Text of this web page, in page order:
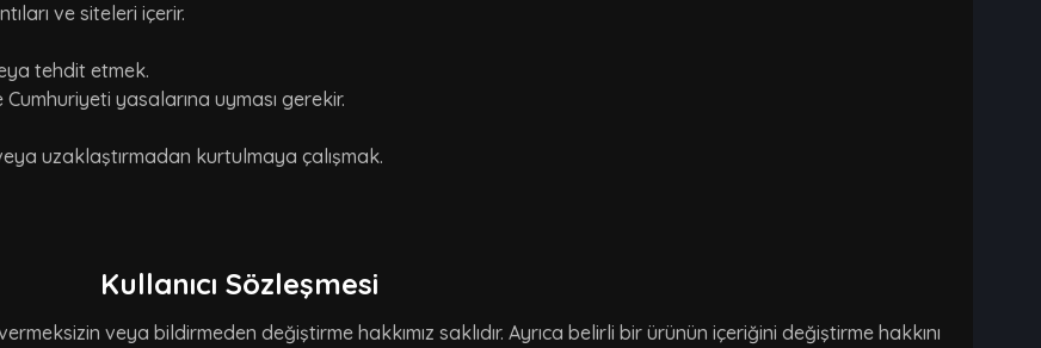
ve siteleri içerir.
tehdit etmek.
yasalarına uyması gerekir.
uzaklaştırmadan kurtulmaya çalışmak.
Kullanıcı Sözleşmesi
veya bildirmeden değiştirme hakkımız saklıdır. Ayrıca belirli bir ürünün içeriğini değiştirme hakkını